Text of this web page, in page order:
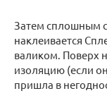
Затем сплошным
наклеивается
валиком. Поверх
изоляцию (если
пришла в